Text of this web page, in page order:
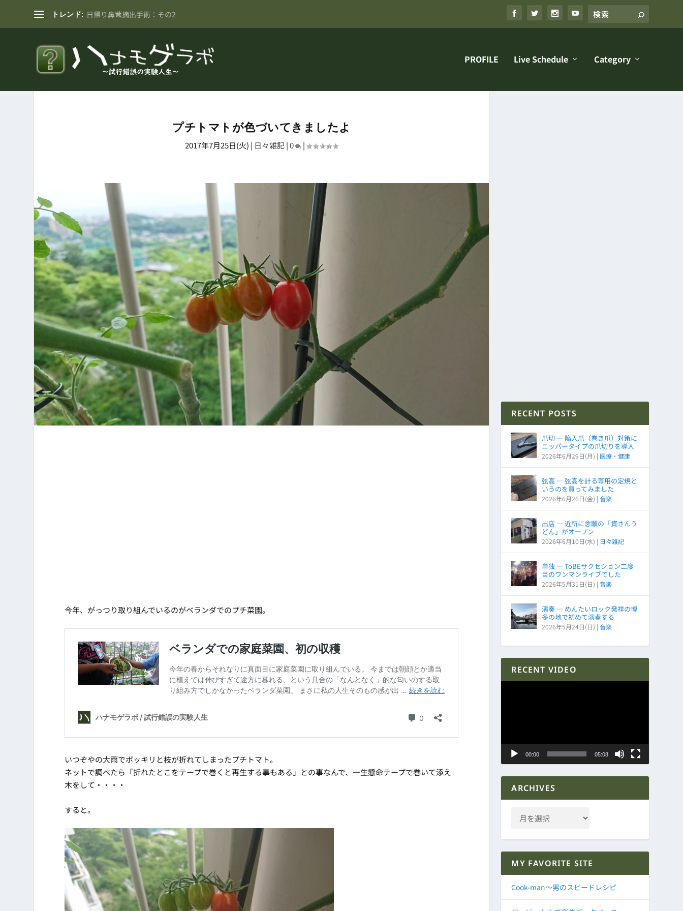
トレンド: 日帰り鼻茸摘出手術：その2
PROFILE Live Schedule Category
プチトマトが色づいてきましたよ
2017年7月25日(火) | 日々雑記|0 |
今年、がっつり取り組んでいるのがベランダでのプチ菜園。
いつぞやの大雨でボッキリと枝が折れてしまったプチトマト。
ネットで調べたら「折れたとこをテープで巻くと再生する事もある」との事なんで、一生懸命テープで巻いて添え
木をして・・・・
すると。
RECENT POSTS
爪切 ― 陥入爪（巻き爪）対策に
ニッパータイプの爪切りを導入
2026年6月29日(月) | 医療・健康
弦高 ― 弦高を計る専用の定規と
いうのを買ってみました
2026年6月26日(金) |音楽
出店 ― 近所に念願の「資さんう
どん」がオープン
2026年6月10日(水) | 日々雑記
単独 ― ToBEサクセション二度
目のワンマンライブでした
2026年5月31日(日) |音楽
演奏 ― めんたいロック発祥の博
多の地で初めて演奏する
2026年5月24日(日) |音楽
RECENT VIDEO
ー
00:00 05:08
ARCHIVES
MY FAVORITE SITE
Cook-man～男のスピードレシピ